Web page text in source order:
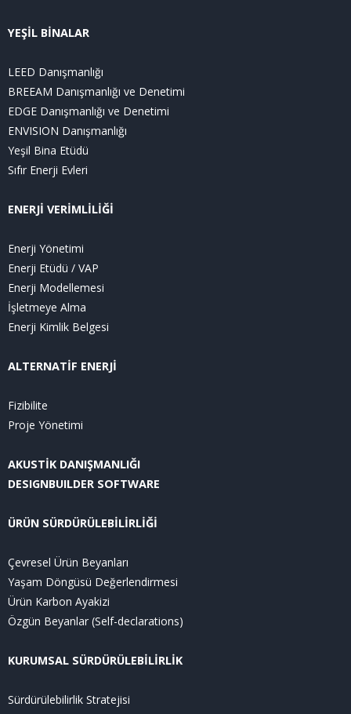
YEŞİL BİNALAR
LEED Danışmanlığı
BREEAM Danışmanlığı ve Denetimi
EDGE Danışmanlığı ve Denetimi
ENVISION Danışmanlığı
Yeşil Bina Etüdü
Sıfır Enerji Evleri
ENERJİ VERİMLİLİĞİ
Enerji Yönetimi
Enerji Etüdü / VAP
Enerji Modellemesi
İşletmeye Alma
Enerji Kimlik Belgesi
ALTERNATİF ENERJİ
Fizibilite
Proje Yönetimi
AKUSTİK DANIŞMANLIĞI
DESIGNBUILDER SOFTWARE
ÜRÜN SÜRDÜRÜLEBİLİRLİĞİ
Çevresel Ürün Beyanları
Yaşam Döngüsü Değerlendirmesi
Ürün Karbon Ayakizi
Özgün Beyanlar (Self-declarations)
KURUMSAL SÜRDÜRÜLEBİLİRLİK
Sürdürülebilirlik Stratejisi